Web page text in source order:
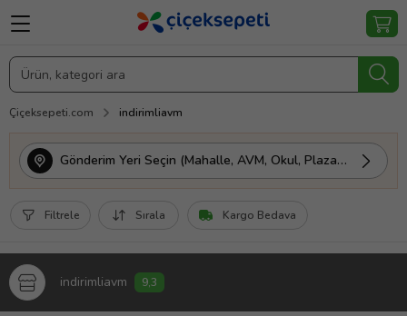
Çiçeksepeti.com indirimliavm
Gönderim Yeri Seçin (Mahalle, AVM, Okul, Plaza vs.)
Filtrele Sırala Kargo Bedava
indirimliavm 9,3